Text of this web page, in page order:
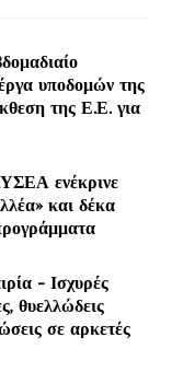
υποδομών της
της Ε.Ε. για
ενέκρινε
και δέκα
- Ισχυρές
θυελλώδεις
σε αρκετές